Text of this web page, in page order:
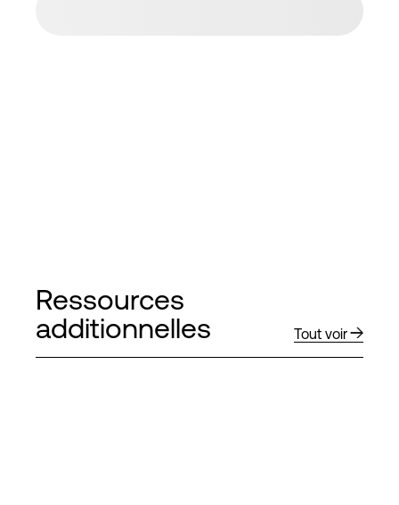
Ressources
additionnelles
Tout voir